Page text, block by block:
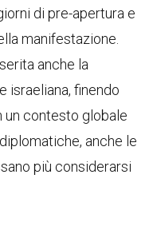
di pre-apertura e
manifestazione.
anche la
israeliana, finendo
un contesto globale
anche le
più considerarsi